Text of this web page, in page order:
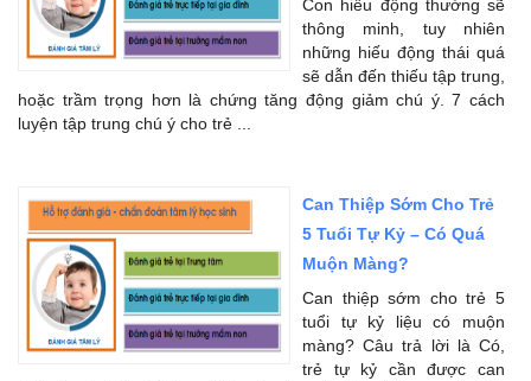
Con hiếu động thường sẽ
thông minh, tuy nhiên
những hiếu động thái quá
sẽ dẫn đến thiếu tập trung,
hoặc trầm trọng hơn là chứng tăng động giảm chú ý. 7 cách
luyện tập trung chú ý cho trẻ ...
Can Thiệp Sớm Cho Trẻ
5 Tuổi Tự Kỷ – Có Quá
Muộn Màng?
Can thiệp sớm cho trẻ 5
tuổi tự kỷ liệu có muộn
màng? Câu trả lời là Có,
trẻ tự kỷ cần được can